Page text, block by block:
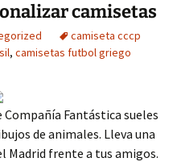
camisetas
camiseta cccp
, camisetas futbol griego
Fantástica sueles
de animales. Lleva una
Madrid frente a tus amigos.